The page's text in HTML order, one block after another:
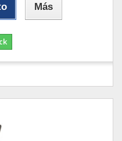
Más